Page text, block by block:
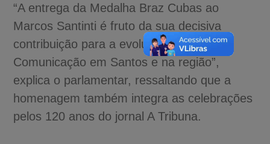
“A entrega da Medalha Braz Cubas ao
Marcos Santinti é fruto da sua decisiva
contribuição para a evolução da área de
Comunicação em Santos e na região”,
explica o parlamentar, ressaltando que a
homenagem também integra as celebrações
pelos 120 anos do jornal A Tribuna.